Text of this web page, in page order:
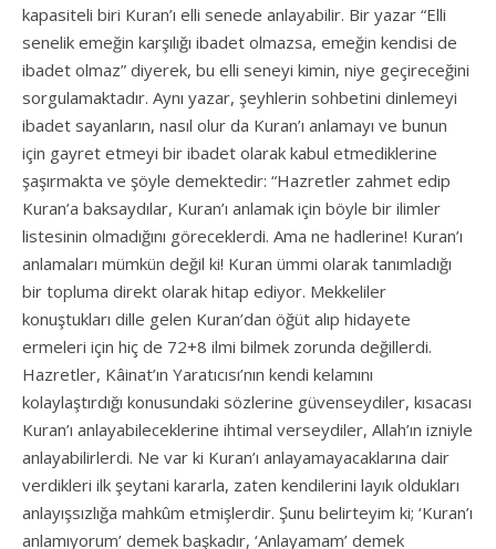
kapasiteli biri Kuran’ı elli senede anlayabilir. Bir yazar “Elli
senelik emeğin karşılığı ibadet olmazsa, emeğin kendisi de
ibadet olmaz” diyerek, bu elli seneyi kimin, niye geçireceğini
sorgulamaktadır. Aynı yazar, şeyhlerin sohbetini dinlemeyi
ibadet sayanların, nasıl olur da Kuran’ı anlamayı ve bunun
için gayret etmeyi bir ibadet olarak kabul etmediklerine
şaşırmakta ve şöyle demektedir: “Hazretler zahmet edip
Kuran’a baksaydılar, Kuran’ı anlamak için böyle bir ilimler
listesinin olmadığını göreceklerdi. Ama ne hadlerine! Kuran’ı
anlamaları mümkün değil ki! Kuran ümmi olarak tanımladığı
bir topluma direkt olarak hitap ediyor. Mekkeliler
konuştukları dille gelen Kuran’dan öğüt alıp hidayete
ermeleri için hiç de 72+8 ilmi bilmek zorunda değillerdi.
Hazretler, Kâinat’ın Yaratıcısı’nın kendi kelamını
kolaylaştırdığı konusundaki sözlerine güvenseydiler, kısacası
Kuran’ı anlayabileceklerine ihtimal verseydiler, Allah’ın izniyle
anlayabilirlerdi. Ne var ki Kuran’ı anlayamayacaklarına dair
verdikleri ilk şeytani kararla, zaten kendilerini layık oldukları
anlayışsızlığa mahkûm etmişlerdir. Şunu belirteyim ki; ‘Kuran’ı
anlamıyorum’ demek başkadır, ‘Anlayamam’ demek